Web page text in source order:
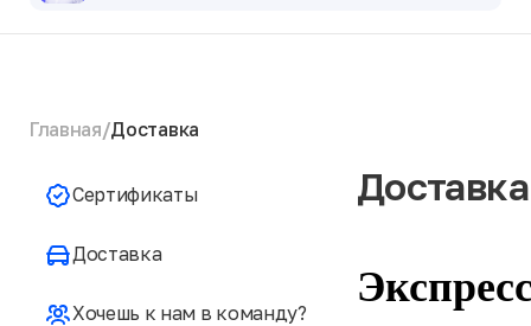
Главная Доставка
Сертификаты
Доставка
Хочешь к нам в команду?
Доставка